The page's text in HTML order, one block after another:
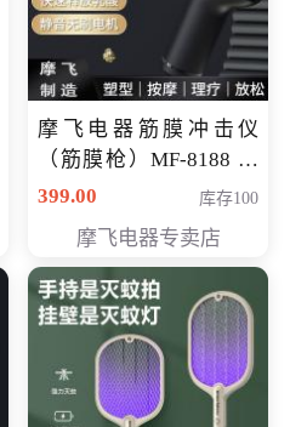
摩飞电器筋膜冲击仪
（筋膜枪）MF-8188 会
员专享价268元
399.00 库存100
摩飞电器专卖店